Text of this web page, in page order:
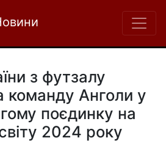
з футзалу
команду Анголи у
поєдинку на
2024 року